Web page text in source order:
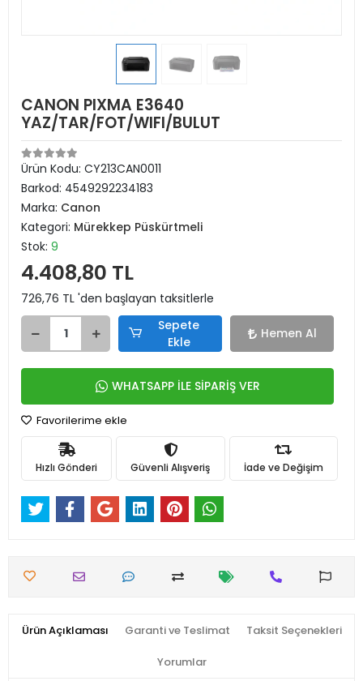
CANON PIXMA E3640
YAZ/TAR/FOT/WIFI/BULUT
Ürün Kodu: CY213CAN0011
Barkod: 4549292234183
Marka: Canon
Kategori: Mürekkep Püskürtmeli
Stok: 9
4.408,80 TL
726,76 TL 'den başlayan taksitlerle
Sepete
Ekle
Hemen Al
WHATSAPP İLE SİPARİŞ VER
Favorilerime ekle
Hızlı Gönderi Güvenli Alışveriş İade ve Değişim
Ürün Açıklaması Garanti ve Teslimat Taksit Seçenekleri
Yorumlar